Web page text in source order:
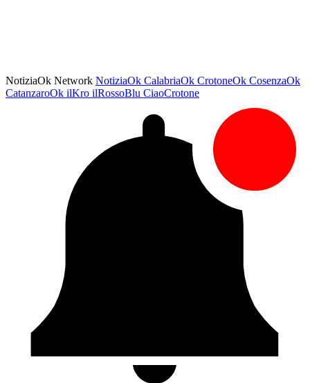
NotiziaOk Network NotiziaOk CalabriaOk CrotoneOk CosenzaOk
CatanzaroOk ilKro ilRossoBlu CiaoCrotone